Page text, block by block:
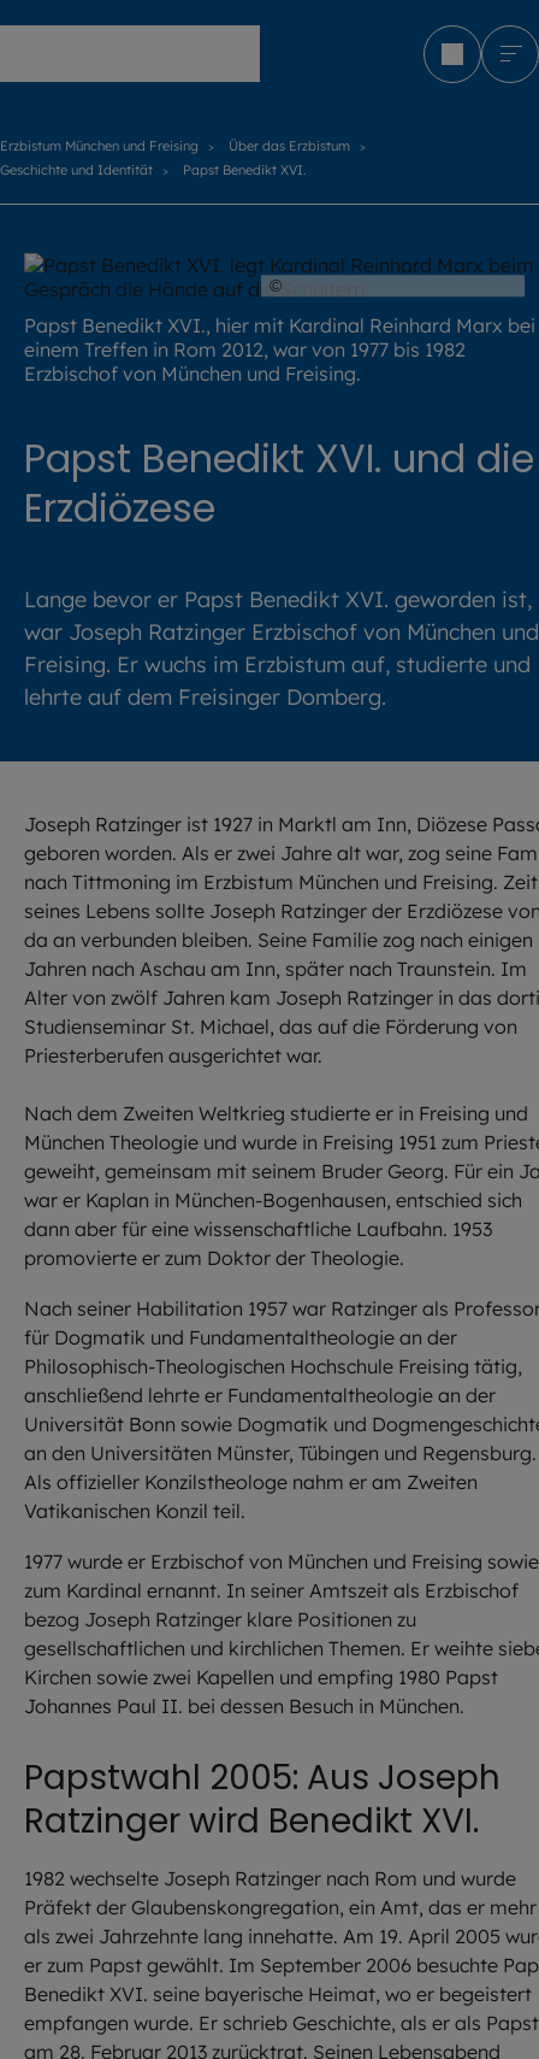
Erzbistum München und Freising
Über das Erzbistum
Geschichte und Identität
Papst Benedikt XVI.
© Katharina Ebel / EOM / KNA
Papst Benedikt XVI., hier mit Kardinal Reinhard Marx bei
einem Treffen in Rom 2012, war von 1977 bis 1982
Erzbischof von München und Freising.
Papst Benedikt XVI. und die
Erzdiözese
Lange bevor er Papst Benedikt XVI. geworden ist,
war Joseph Ratzinger Erzbischof von München und
Freising. Er wuchs im Erzbistum auf, studierte und
lehrte auf dem Freisinger Domberg.
Joseph Ratzinger ist 1927 in Marktl am Inn, Diözese
geboren worden. Als er zwei Jahre alt war, zog seine
nach Tittmoning im Erzbistum München und Freising. Zeit
seines Lebens sollte Joseph Ratzinger der Erzdiözese
da an verbunden bleiben. Seine Familie zog nach einigen
Jahren nach Aschau am Inn, später nach Traunstein. Im
Alter von zwölf Jahren kam Joseph Ratzinger in das
Studienseminar St. Michael, das auf die Förderung von
Priesterberufen ausgerichtet war.
Nach dem Zweiten Weltkrieg studierte er in Freising und
München Theologie und wurde in Freising 1951 zum
geweiht, gemeinsam mit seinem Bruder Georg. Für ein
war er Kaplan in München-Bogenhausen, entschied sich
dann aber für eine wissenschaftliche Laufbahn. 1953
promovierte er zum Doktor der Theologie.
Nach seiner Habilitation 1957 war Ratzinger als
für Dogmatik und Fundamentaltheologie an der
Philosophisch-Theologischen Hochschule Freising tätig,
anschließend lehrte er Fundamentaltheologie an der
Universität Bonn sowie Dogmatik und
an den Universitäten Münster, Tübingen und Regensburg.
Als offizieller Konzilstheologe nahm er am Zweiten
Vatikanischen Konzil teil.
1977 wurde er Erzbischof von München und Freising sowie
zum Kardinal ernannt. In seiner Amtszeit als Erzbischof
bezog Joseph Ratzinger klare Positionen zu
gesellschaftlichen und kirchlichen Themen. Er weihte
Kirchen sowie zwei Kapellen und empfing 1980 Papst
Johannes Paul II. bei dessen Besuch in München.
Papstwahl 2005: Aus Joseph
Ratzinger wird Benedikt XVI.
1982 wechselte Joseph Ratzinger nach Rom und wurde
Präfekt der Glaubenskongregation, ein Amt, das er mehr
als zwei Jahrzehnte lang innehatte. Am 19. April 2005
er zum Papst gewählt. Im September 2006 besuchte
Benedikt XVI. seine bayerische Heimat, wo er begeistert
empfangen wurde. Er schrieb Geschichte, als er als Papst
am 28. Februar 2013 zurücktrat. Seinen Lebensabend